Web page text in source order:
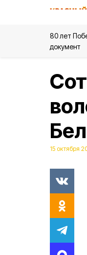
80 лет
документ
15 октября